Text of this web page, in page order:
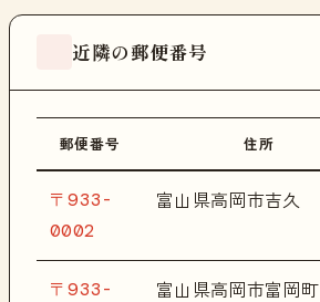
近隣の郵便番号
郵便番号 住所
〒933-
0002
富山県高岡市吉久
〒933-
富山県高岡市富岡町